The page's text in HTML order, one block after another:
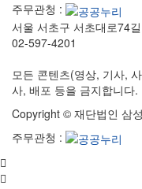
주무관청 :
서울 서초구 서초대로74
02-597-4201
모든 콘텐츠(영상, 기사,
사, 배포 등을 금지합니다.
Copyright © 재단법인 삼
주무관청 :